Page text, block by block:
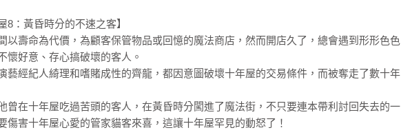
8：黃昏時分的不速之客】
以壽命為代價，為顧客保管物品或回憶的魔法商店，然而開店久了，總會遇到形形色色
懷好意、存心搞破壞的客人。
藝經紀人綺理和嗜賭成性的齊龍，都因意圖破壞十年屋的交易條件，而被奪走了數十年
曾在十年屋吃過苦頭的客人，在黃昏時分闖進了魔法街，不只要連本帶利討回失去的一
傷害十年屋心愛的管家貓客來喜，這讓十年屋罕見的動怒了！